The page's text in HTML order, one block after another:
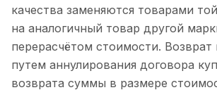
качества заменяются товарами
на аналогичный товар другой
перерасчётом стоимости. Возврат
путем аннулирования договора
возврата суммы в размере